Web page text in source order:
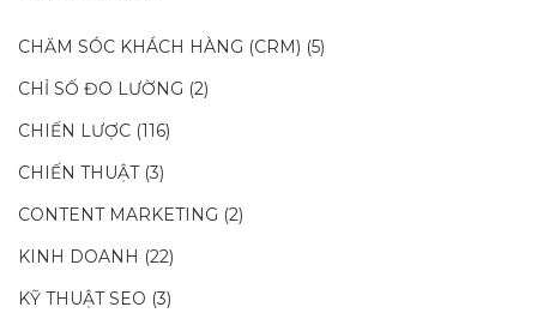
CHĂM SÓC KHÁCH HÀNG (CRM) (5)
CHỈ SỐ ĐO LƯỜNG (2)
CHIẾN LƯỢC (116)
CHIẾN THUẬT(3)
CONTENT MARKETING (2)
KINH DOANH (22)
KỸ THUẬT SEO (3)